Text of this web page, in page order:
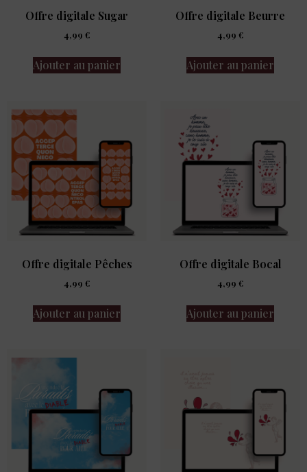
Offre digitale Sugar
4,99 €
Ajouter au panier
Offre digitale Beurre
4,99 €
Ajouter au panier
Offre digitale Pêches
4,99 €
Ajouter au panier
Offre digitale Bocal
4,99 €
Ajouter au panier